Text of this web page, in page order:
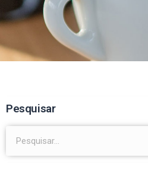
Pesquisar